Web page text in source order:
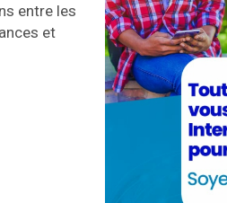
entre les
et